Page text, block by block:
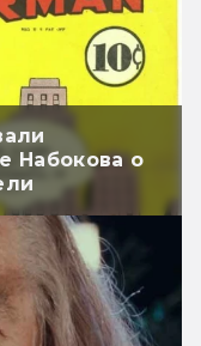
Набокова о